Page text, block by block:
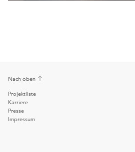
Nach oben
Projektliste
Karriere
Presse
Impressum